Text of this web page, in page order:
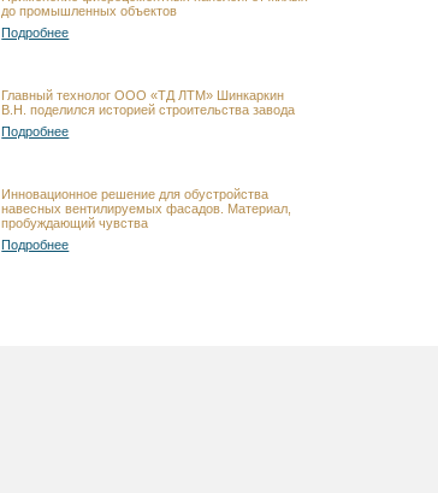
до промышленных объектов
Подробнее
Главный технолог ООО «ТД ЛТМ» Шинкаркин
В.Н. поделился историей строительства завода
Подробнее
Инновационное решение для обустройства
навесных вентилируемых фасадов. Материал,
пробуждающий чувства
Подробнее